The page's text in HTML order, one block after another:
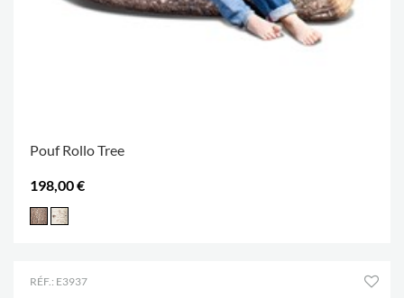
Pouf Rollo Tree
198,00 €
RÉF.: E3937